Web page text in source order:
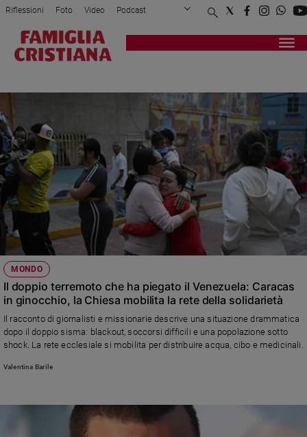
Attualità
Mondo
Economia
Legalità
giustizia
Sport
Papa
Papa
Chiesa
Chiesa
e
Santi
Riflessioni Foto Video Podcast
Privacy Policy Chi siamo
Registrati Redazione
MONDO
Il doppio terremoto che ha piegato il Venezuela: Caracas
in ginocchio, la Chiesa mobilita la rete della solidarietà
Il racconto di giornalisti e missionarie descrive una situazione drammatica
dopo il doppio sisma: blackout, soccorsi difficili e una popolazione sotto
shock. La rete ecclesiale si mobilita per distribuire acqua, cibo e medicinali.
Valentina Barile